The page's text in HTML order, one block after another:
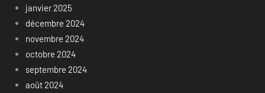
janvier 2025
décembre 2024
novembre 2024
octobre 2024
septembre 2024
août 2024